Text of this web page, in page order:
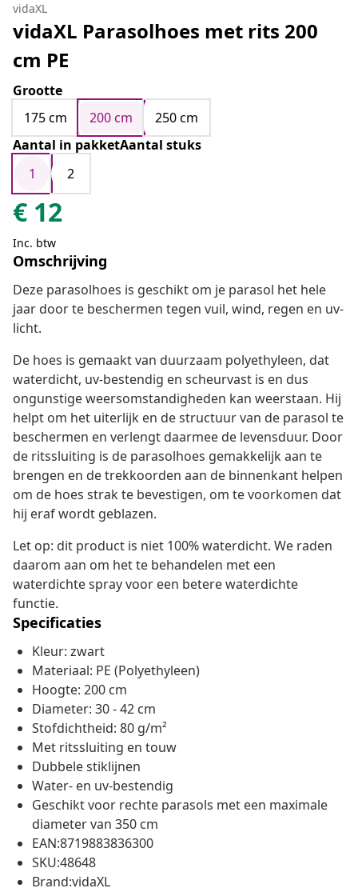
vidaXL
vidaXL Parasolhoes met rits 200
cm PE
Grootte
175 cm
200 cm
250 cm
Aantal in pakketAantal stuks
1
2
€ 12
Inc. btw
Omschrijving
Deze parasolhoes is geschikt om je parasol het hele
jaar door te beschermen tegen vuil, wind, regen en uv-
licht.
De hoes is gemaakt van duurzaam polyethyleen, dat
waterdicht, uv-bestendig en scheurvast is en dus
ongunstige weersomstandigheden kan weerstaan. Hij
helpt om het uiterlijk en de structuur van de parasol te
beschermen en verlengt daarmee de levensduur. Door
de ritssluiting is de parasolhoes gemakkelijk aan te
brengen en de trekkoorden aan de binnenkant helpen
om de hoes strak te bevestigen, om te voorkomen dat
hij eraf wordt geblazen.
Let op: dit product is niet 100% waterdicht. We raden
daarom aan om het te behandelen met een
waterdichte spray voor een betere waterdichte
functie.
Specificaties
Kleur: zwart
Materiaal: PE (Polyethyleen)
Hoogte: 200 cm
Diameter: 30 - 42 cm
Stofdichtheid: 80 g/m²
Met ritssluiting en touw
Dubbele stiklijnen
Water- en uv-bestendig
Geschikt voor rechte parasols met een maximale
diameter van 350 cm
EAN:8719883836300
SKU:48648
Brand:vidaXL